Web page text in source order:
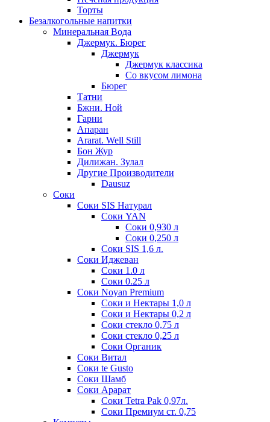
Торты
Безалкогольные напитки
Минеральная Вода
Джермук. Бюрег
Джермук
Джермук классика
Со вкусом лимона
Бюрег
Татни
Бжни. Ной
Гарни
Апаран
Ararat. Well Still
Бон Жур
Дилижан. Зулал
Другие Производители
Dausuz
Соки
Соки SIS Натурал
Соки YAN
Соки 0,930 л
Соки 0,250 л
Соки SIS 1,6 л.
Соки Иджеван
Соки 1.0 л
Соки 0.25 л
Соки Noyan Premium
Соки и Нектары 1,0 л
Соки и Нектары 0,2 л
Соки стекло 0,75 л
Соки стекло 0,25 л
Соки Органик
Соки Витал
Соки te Gusto
Соки Шамб
Соки Арарат
Соки Tetra Pak 0,97л.
Соки Премиум ст. 0,75